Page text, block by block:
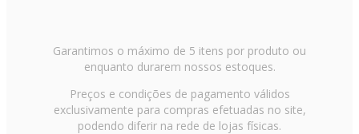
Garantimos o máximo de 5 itens por produto ou
enquanto durarem nossos estoques.
Preços e condições de pagamento válidos
exclusivamente para compras efetuadas no site,
podendo diferir na rede de lojas físicas.